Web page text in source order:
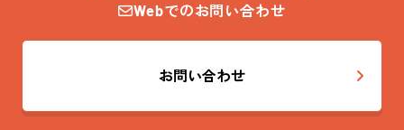
Webでのお問い合わせ
お問い合わせ